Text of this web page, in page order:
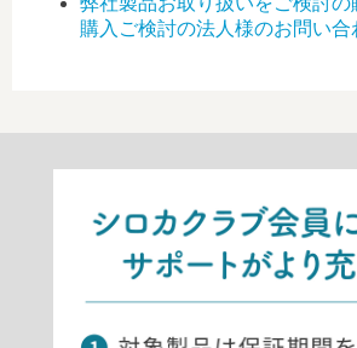
購入ご検討の法人様のお問い合